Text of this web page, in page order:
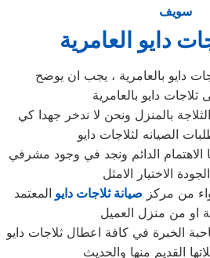
سويف
دايو العامرية
دايو بالعامرية ، يجب ان يوضح
دايو بالعامرية
بالمنزل ونحن لا ندخر جهدا كي
الاهتمام الدائم ونجد في وجود مشرفي
الاختيار الامثل
من مركز صيانة ثلاجات دايو المعتمد
الخبرة في كافة اعطال ثلاجات دايو